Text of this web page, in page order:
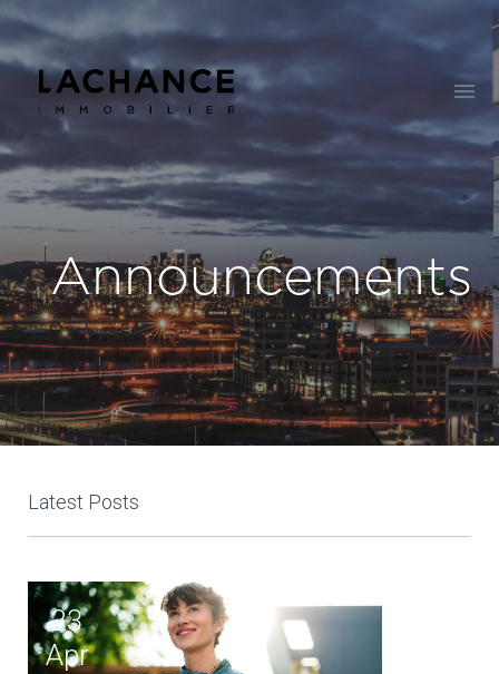
Announcements
Latest Posts
23
Apr